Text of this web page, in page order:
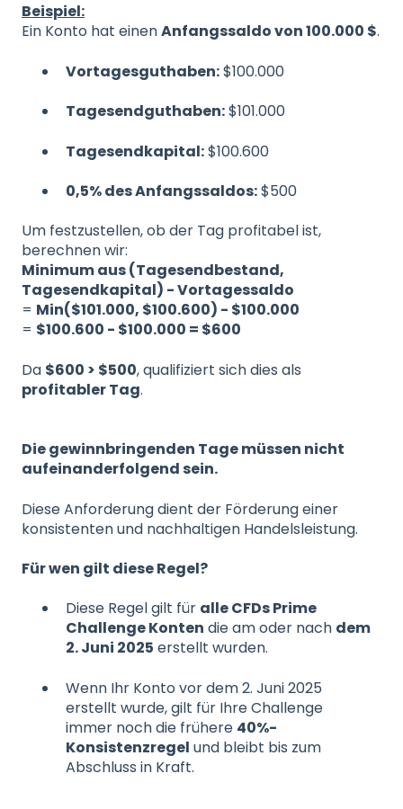
Beispiel:
Ein Konto hat einenAnfangssaldo von 100.000 $.
Vortagesguthaben:$100.000
Tagesendguthaben:$101.000
Tagesendkapital:$100.600
0,5% des Anfangssaldos:$500
Um festzustellen, ob der Tag profitabel ist,
berechnen wir:
Minimum aus (Tagesendbestand,
Tagesendkapital) - Vortagessaldo
= Min($101.000, $100.600) - $100.000
= $100.600 - $100.000 = $600
Da $600 > $500, qualifiziert sich dies als
profitabler Tag.
Die gewinnbringenden Tage müssen nicht
aufeinanderfolgend sein.
Diese Anforderung dient der Förderung einer
konsistenten und nachhaltigen Handelsleistung.
Für wen gilt diese Regel?
Diese Regel gilt für alle CFDs Prime
Challenge Konten die am oder nach dem
2. Juni 2025 erstellt wurden.
Wenn Ihr Konto vor dem 2. Juni 2025
erstellt wurde, gilt für Ihre Challenge
immer noch die frühere 40%-
Konsistenzregel und bleibt bis zum
Abschluss in Kraft.